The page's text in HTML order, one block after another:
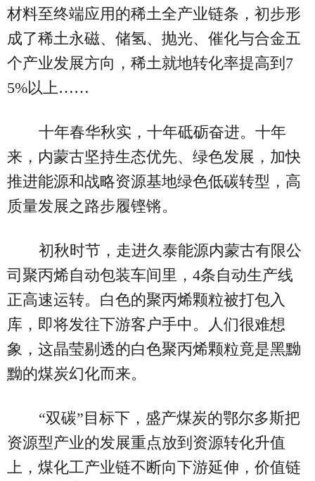
材料至终端应用的稀土全产业链条，初步形
成了稀土永磁、储氢、抛光、催化与合金五
个产业发展方向，稀土就地转化率提高到7
5%以上……
十年春华秋实，十年砥砺奋进。十年
来，内蒙古坚持生态优先、绿色发展，加快
推进能源和战略资源基地绿色低碳转型，高
质量发展之路步履铿锵。
初秋时节，走进久泰能源内蒙古有限公
司聚丙烯自动包装车间里，4条自动生产线
正高速运转。白色的聚丙烯颗粒被打包入
库，即将发往下游客户手中。人们很难想
象，这晶莹剔透的白色聚丙烯颗粒竟是黑黝
黝的煤炭幻化而来。
“双碳”目标下，盛产煤炭的鄂尔多斯把
资源型产业的发展重点放到资源转化升值
上，煤化工产业链不断向下游延伸，价值链